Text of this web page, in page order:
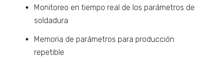
Monitoreo en tiempo real de los parámetros de
soldadura
Memoria de parámetros para producción
repetible